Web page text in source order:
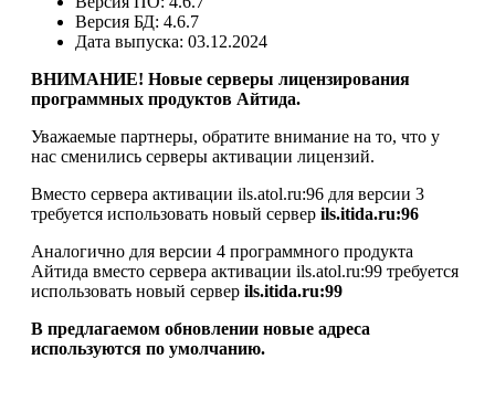
Версия БД: 4.6.7
Дата выпуска: 03.12.2024
ВНИМАНИЕ! Новые серверы лицензирования
программных продуктов Айтида.
Уважаемые партнеры, обратите внимание на то, что у
нас сменились серверы активации лицензий.
Вместо сервера активации ils.atol.ru:96 для версии 3
требуется использовать новый сервер ils.itida.ru:96
Аналогично для версии 4 программного продукта
Айтида вместо сервера активации ils.atol.ru:99 требуется
использовать новый сервер ils.itida.ru:99
В предлагаемом обновлении новые адреса
используются по умолчанию.